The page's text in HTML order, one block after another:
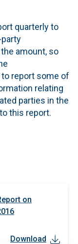
quarterly to
amount, so
report some of
relating
parties in the
this report.
on
Download